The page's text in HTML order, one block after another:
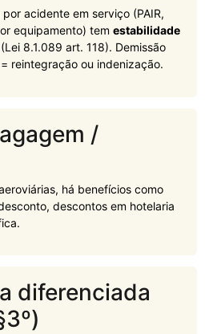
acidente em serviço (PAIR,
equipamento) tem estabilidade
8.1.089 art. 118). Demissão
reintegração ou indenização.
/
há benefícios como
descontos em hotelaria
diferenciada